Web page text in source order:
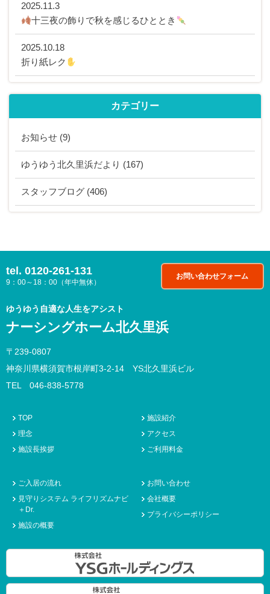
2025.11.3
十三夜の飾りで秋を感じるひととき
2025.10.18
折り紙レク
カテゴリー
お知らせ (9)
ゆうゆう北久里浜だより (167)
スタッフブログ (406)
お問い合わせフォーム
tel. 0120-261-131
9：00～18：00（年中無休）
ゆうゆう自適な人生をアシスト
ナーシングホーム北久里浜
〒239-0807
神奈川県横須賀市根岸町3-2-14 YS北久里浜ビル
TEL 046-838-5778
TOP
理念
施設長挨拶
施設紹介
アクセス
ご利用料金
ご入居の流れ
見守りシステム ライフリズムナビ
＋Dr.
施設の概要
お問い合わせ
会社概要
プライバシーポリシー